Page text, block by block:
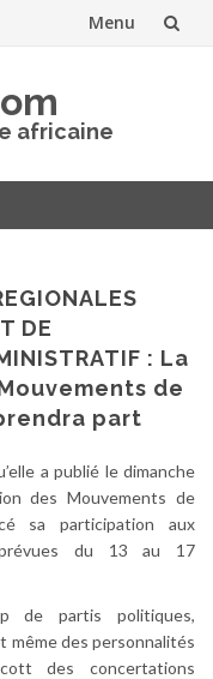
Menu
africaine
DE
: La
de
part
a publié le dimanche
des Mouvements de
sa participation aux
prévues du 13 au 17
de partis politiques,
même des personnalités
des concertations